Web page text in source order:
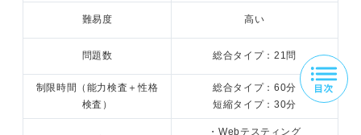
難易度 高い
問題数 総合タイプ：21問
制限時間（能力検査＋性格
検査）
総合タイプ：60分
短縮タイプ：30分
・Webテスティング